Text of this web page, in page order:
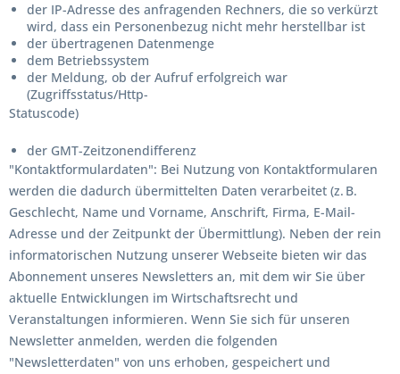
der IP-Adresse des anfragenden Rechners, die so verkürzt
wird, dass ein Personenbezug nicht mehr herstellbar ist
der übertragenen Datenmenge
dem Betriebssystem
der Meldung, ob der Aufruf erfolgreich war
(Zugriffsstatus/Http-
Statuscode)
der GMT-Zeitzonendifferenz
"Kontaktformulardaten": Bei Nutzung von Kontaktformularen
werden die dadurch übermittelten Daten verarbeitet (z. B.
Geschlecht, Name und Vorname, Anschrift, Firma, E-Mail-
Adresse und der Zeitpunkt der Übermittlung). Neben der rein
informatorischen Nutzung unserer Webseite bieten wir das
Abonnement unseres Newsletters an, mit dem wir Sie über
aktuelle Entwicklungen im Wirtschaftsrecht und
Veranstaltungen informieren. Wenn Sie sich für unseren
Newsletter anmelden, werden die folgenden
"Newsletterdaten" von uns erhoben, gespeichert und